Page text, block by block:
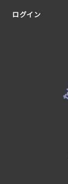
ログイン